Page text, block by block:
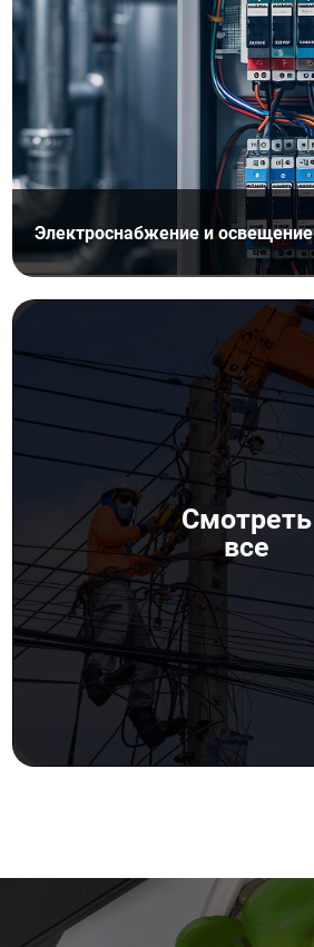
Электроснабжение и освещение
Смотреть
все